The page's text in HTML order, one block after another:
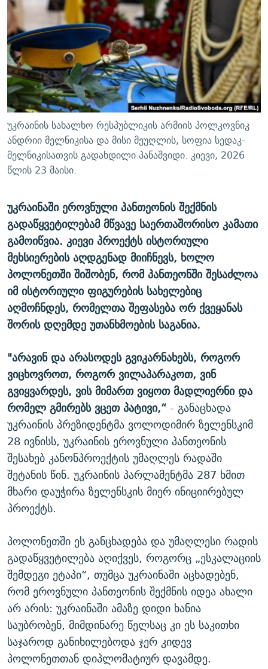
ᲛᲝᲚᲐᲞᲐᲠᲐᲙᲔ ᲢᲔᲥᲡᲢᲔᲑᲘ
ᲨᲘᲜ - ᲣᲪᲮᲝᲔᲗᲨᲘ
ᲚᲘᲢᲔᲠᲐᲢᲣᲠᲣᲚᲘ ᲬᲐᲮᲜᲐᲒᲔᲑᲘ
ᲐᲛᲔᲠᲘᲙᲣᲚᲘ ᲛᲝᲗᲮᲠᲝᲑᲐ
ᲘᲛᲞᲔᲠᲘᲐ ᲓᲐ ᲠᲐᲓᲘᲝ
ᲩᲔᲛᲘ ᲡᲘᲙᲕᲓᲘᲚᲘᲡ ᲛᲘᲖᲔᲖᲘᲐ COVID-19
11 ᲬᲔᲚᲘ - 11 ᲐᲛᲑᲐᲕᲘ
ᲡᲐᲞᲐᲠᲚᲐᲛᲔᲜᲢᲝ ᲐᲠᲩᲔᲕᲜᲔᲑᲘᲡ ᲘᲡᲢᲝᲠᲘᲐ
ᲑᲐᲕᲨᲕᲔᲑᲘ ᲞᲠᲝᲡᲢᲘᲢᲣᲪᲘᲐᲨᲘ - ᲐᲛᲝᲣᲗᲥᲛᲔᲚᲘ ᲐᲛᲑᲐᲕᲘ
5 ᲐᲛᲑᲐᲕᲘ - 20 ᲘᲕᲜᲘᲡᲡ ᲓᲐᲨᲐᲕᲔᲑᲣᲚᲔᲑᲘ
ᲐᲒᲕᲘᲡᲢᲝᲡ ᲝᲛᲘ
ПРИВЕТ ᲙᲣᲚᲢᲣᲠᲐ
ᲒᲐᲛᲝᲘᲬᲔᲠᲔ
რთე/რთ-ის ყველა საიტი
უკრაინის სახალხო რესპუბლიკის არმიის პოლკოვნიკ
ანდრიი მელნიკისა და მისი მეუღლის, სოფია სედაკ-
მელნიკისათვის გადახდილი პანაშვიდი. კიევი, 2026
წლის 23 მაისი.
უკრაინაში ეროვნული პანთეონის შექმნის
გადაწყვეტილებამ მწვავე საერთაშორისო კამათი
გამოიწვია. კიევი პროექტს ისტორიული
მეხსიერების აღდგენად მიიჩნევს, ხოლო
პოლონეთში შიშობენ, რომ პანთეონში შესაძლოა
იმ ისტორიული ფიგურების სახელებიც
აღმოჩნდეს, რომელთა შეფასება ორ ქვეყანას
შორის დღემდე უთანხმოების საგანია.
"არავინ და არასოდეს გვიკარნახებს, როგორ
ვიცხოვროთ, როგორ ვილაპარაკოთ, ვინ
გვიყვარდეს, ვის მიმართ ვიყოთ მადლიერნი და
რომელ გმირებს ვცეთ პატივი,“- განაცხადა
უკრაინის პრეზიდენტმა ვოლოდიმირ ზელენსკიმ
28 ივნისს, უკრაინის ეროვნული პანთეონის
შესახებ კანონპროექტის უმაღლეს რადაში
შეტანის წინ. უკრაინის პარლამენტმა 287 ხმით
მხარი დაუჭირა ზელენსკის მიერ ინიციირებულ
პროექტს.
პოლონეთში ეს განცხადება და უმაღლესი რადის
გადაწყვეტილება აღიქვეს, როგორც „ესკალაციის
შემდეგი ეტაპი“, თუმცა უკრაინაში აცხადებენ,
რომ ეროვნული პანთეონის შექმნის იდეა ახალი
არ არის: უკრაინაში ამაზე დიდი ხანია
საუბრობენ, მიმდინარე წელსაც კი ეს საკითხი
საჯაროდ განიხილებოდა ჯერ კიდევ
პოლონეთთან დიპლომატიურ დავამდე.